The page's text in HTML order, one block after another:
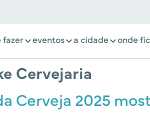
fazer eventos a cidade onde
Cervejaria
Cerveja 2025